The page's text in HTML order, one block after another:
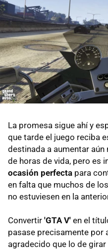
La promesa sigue ahí y
que tarde el juego reciba
destinada a aumentar
de horas de vida, pero es
ocasión perfecta para
en falta que muchos de
no estuviesen en la
Convertir 'GTA V' en el
pasase precisamente por
agradecido que lo de